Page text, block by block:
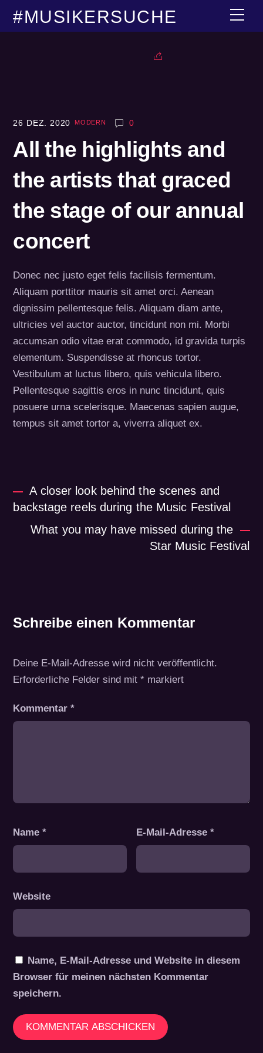
#MUSIKERSUCHE
26 DEZ. 2020 MODERN 0
All the highlights and
the artists that graced
the stage of our annual
concert
Donec nec justo eget felis facilisis fermentum.
Aliquam porttitor mauris sit amet orci. Aenean
dignissim pellentesque felis. Aliquam diam ante,
ultricies vel auctor auctor, tincidunt non mi. Morbi
accumsan odio vitae erat commodo, id gravida turpis
elementum. Suspendisse at rhoncus tortor.
Vestibulum at luctus libero, quis vehicula libero.
Pellentesque sagittis eros in nunc tincidunt, quis
posuere urna scelerisque. Maecenas sapien augue,
tempus sit amet tortor a, viverra aliquet ex.
A closer look behind the scenes and
backstage reels during the Music Festival
What you may have missed during the
Star Music Festival
Schreibe einen Kommentar
Deine E-Mail-Adresse wird nicht veröffentlicht.
Erforderliche Felder sind mit* markiert
Kommentar*
Name* E-Mail-Adresse*
Website
Name, E-Mail-Adresse und Website in diesem
Browser für meinen nächsten Kommentar
speichern.